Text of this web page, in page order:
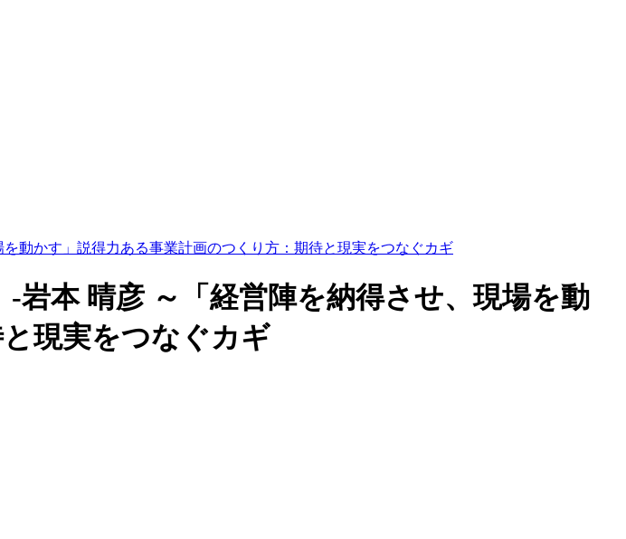
動かす」説得力ある事業計画のつくり方：期待と現実をつなぐカギ
岩本 晴彦 ～「経営陣を納得させ、現場を動
現実をつなぐカギ